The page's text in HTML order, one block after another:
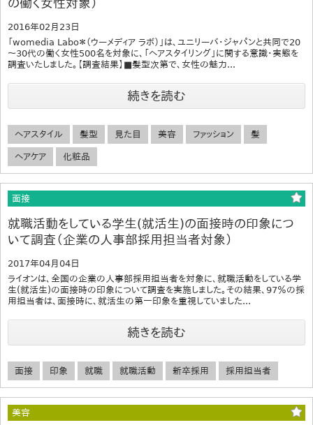
の働く女性対象）
2016年02月23日
「womedia Labo＊（ウーメディア ラボ）」は、ユニリーバ・ジャパンと共同で20
～30代の働く女性500名を対象に、「ヘアスタイリング」に関する意識・実態を
調査いたしました。【調査結果】■髪型次第で、女性の魅力...
続きを読む
ヘアスタイル 髪型 見た目 美容 ファッション 髪
ヘアケア 化粧品
面接
就職活動をしている学生(就活生)の面接時の印象につ
いて調査（企業の人事部採用担当者対象）
2017年04月04日
ライオンは、全国の企業の人事部採用担当者を対象に、就職活動をしている学
生(就活生)の面接時の印象について調査を実施しました。その結果、97％の採
用担当者は、面接時に、就活生の第一印象を重視していました...
続きを読む
面接 印象 就職 就職活動 新卒採用 採用担当者
美容